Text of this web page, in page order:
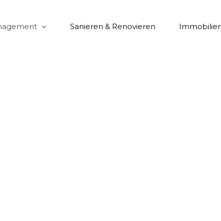
Sanieren & Renovieren